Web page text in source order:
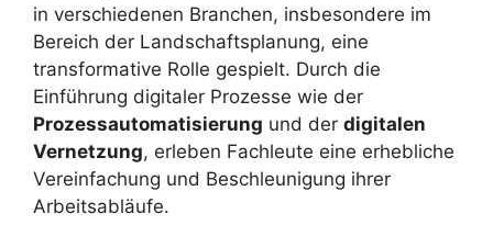
in verschiedenen Branchen, insbesondere im
Bereich der Landschaftsplanung, eine
transformative Rolle gespielt. Durch die
Einführung digitaler Prozesse wie der
Prozessautomatisierung und der digitalen
Vernetzung, erleben Fachleute eine erhebliche
Vereinfachung und Beschleunigung ihrer
Arbeitsabläufe.